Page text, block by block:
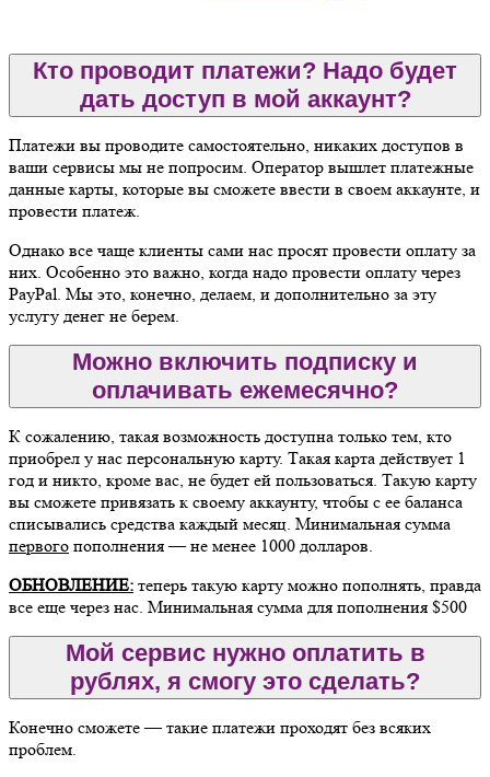
Кто проводит платежи? Надо будет
дать доступ в мой аккаунт?
Платежи вы проводите самостоятельно, никаких доступов в
ваши сервисы мы не попросим. Оператор вышлет платежные
данные карты, которые вы сможете ввести в своем аккаунте, и
провести платеж.
Однако все чаще клиенты сами нас просят провести оплату за
них. Особенно это важно, когда надо провести оплату через
PayPal. Мы это, конечно, делаем, и дополнительно за эту
услугу денег не берем.
Можно включить подписку и
оплачивать ежемесячно?
К сожалению, такая возможность доступна только тем, кто
приобрел у нас персональную карту. Такая карта действует 1
год и никто, кроме вас, не будет ей пользоваться. Такую карту
вы сможете привязать к своему аккаунту, чтобы с ее баланса
списывались средства каждый месяц. Минимальная сумма
первого пополнения — не менее 1000 долларов.
ОБНОВЛЕНИЕ: теперь такую карту можно пополнять, правда
все еще через нас. Минимальная сумма для пополнения $500
Мой сервис нужно оплатить в
рублях, я смогу это сделать?
Конечно сможете — такие платежи проходят без всяких
проблем.